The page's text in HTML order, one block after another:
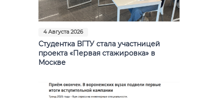
4 Августа 2026
Студентка ВГТУ стала участницей
проекта «Первая стажировка» в
Москве